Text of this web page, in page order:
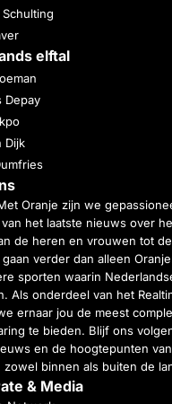
elftal
Depay
Dijk
Oranje zijn we
het laatste nieuws over
de heren en vrouwen tot
verder dan alleen
sporten waarin
Als onderdeel van het
ernaar jou de meest
te bieden. Blijf ons
en de hoogtepunten
zowel binnen als buiten de
& Media